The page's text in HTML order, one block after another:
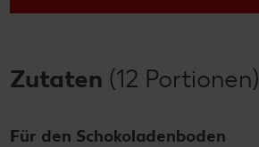
Zutaten (12 Portionen)
Für den Schokoladenboden